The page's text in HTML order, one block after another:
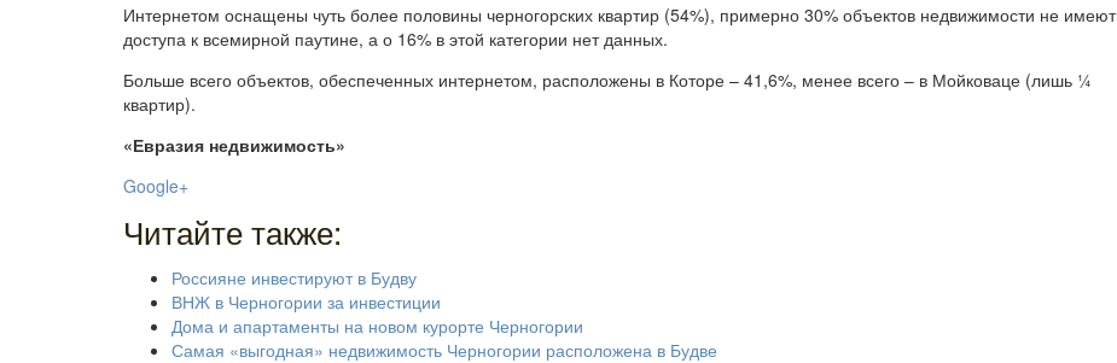
Интернетом оснащены чуть более половины черногорских квартир (54%), примерно 30% объектов недвижимости не имеют
доступа к всемирной паутине, а о 16% в этой категории нет данных.
Больше всего объектов, обеспеченных интернетом, расположены в Которе – 41,6%, менее всего – в Мойковаце (лишь ¼
квартир).
«Евразия недвижимость»
Google+
Читайте также:
Россияне инвестируют в Будву
ВНЖ в Черногории за инвестиции
Дома и апартаменты на новом курорте Черногории
Самая «выгодная» недвижимость Черногории расположена в Будве